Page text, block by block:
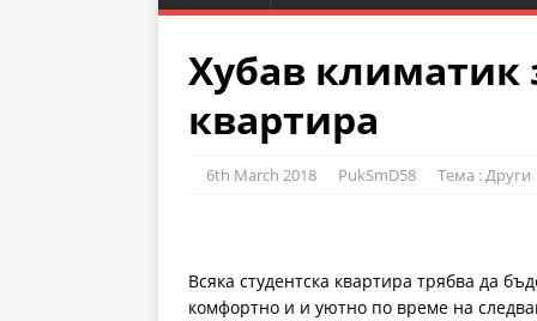
Хубав климатик
квартира
6th March 2018 PukSmD58 Тема : Други
Всяка студентска квартира трябва да
комфортно и и уютно по време на